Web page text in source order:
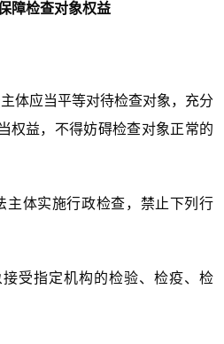
障检查对象权益
体应当平等对待检查对象，充分
权益，不得妨碍检查对象正常的
主体实施行政检查，禁止下列行
指定机构的检验、检疫、检